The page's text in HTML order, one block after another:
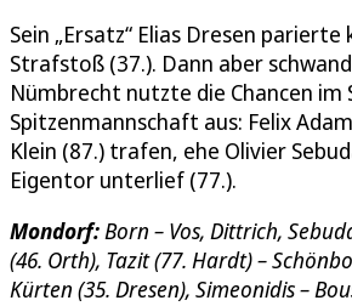
Sein „Ersatz“ Elias Dresen
Strafstoß (37.). Dann aber
Nümbrecht nutzte die Chancen im
Spitzenmannschaft aus: Felix
Klein (87.) trafen, ehe Olivier
Eigentor unterlief (77.).
Mondorf:Born – Vos, Dittrich,
(46. Orth), Tazit (77. Hardt) –
Kürten (35. Dresen), Simeonidis –